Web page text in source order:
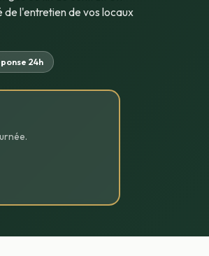
l'entretien de vos locaux
24h